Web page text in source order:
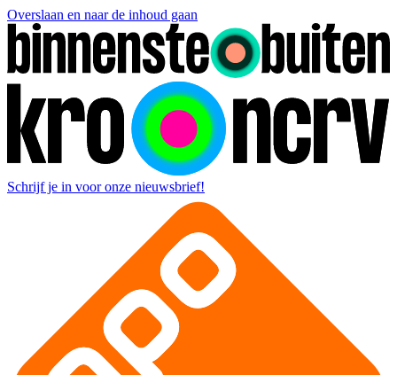
Overslaan en naar de inhoud gaan
Schrijf je in voor onze nieuwsbrief!